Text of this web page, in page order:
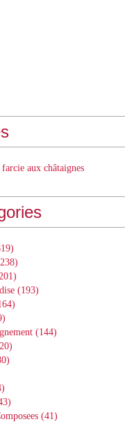
aux châtaignes
(193)
(144)
(41)